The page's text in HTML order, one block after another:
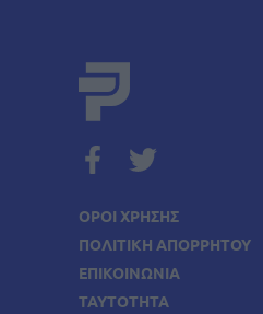
ΟΡΟΙ ΧΡΗΣΗΣ
ΠΟΛΙΤΙΚΗ ΑΠΟΡΡΗΤΟΥ
ΕΠΙΚΟΙΝΩΝΙΑ
ΤΑΥΤΟΤΗΤΑ